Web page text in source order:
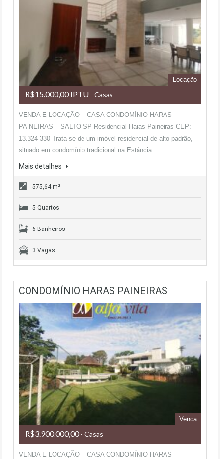
Locação
R$15.000,00 IPTU - Casas
VENDA E LOCAÇÃO – CASA CONDOMÍNIO HARAS
PAINEIRAS – SALTO SP Residencial Haras Paineiras CEP:
13.324-330 Trata-se de um imóvel residencial de alto padrão,
situado em condomínio tradicional na Estância…
Mais detalhes
575,64 m²
5 Quartos
6 Banheiros
3 Vagas
CONDOMÍNIO HARAS PAINEIRAS
Venda
R$3.900.000,00 - Casas
VENDA E LOCAÇÃO – CASA CONDOMÍNIO HARAS